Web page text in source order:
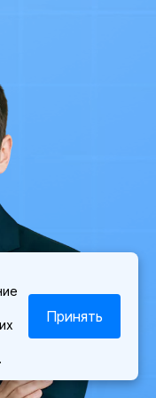
сайта
.
Принять